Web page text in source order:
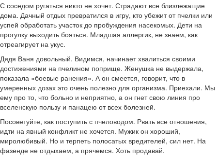
С соседом ругаться никто не хочет. Страдают все близлежащие
дома. Дачный отдых превратился в игру, кто убежит от пчелки или
успей обработать участок до пробуждения насекомых. Дети на
прогулку выходить бояться. Младшая аллергик, не знаем, как
отреагирует на укус.
Дядя Ваня довольный. Видимся, начинает хвалиться своими
достижениями на пчелином поприще. Женушка не выдержала,
показала «боевые ранения». А он смеется, говорит, что в
умеренных дозах это очень полезно для организма. Приехали. Мы
ему про то, что больно и неприятно, а он гнет свою линия про
вселенскую пользу и панацею от всех болезней.
Посоветуйте, как поступить с пчеловодом. Рвать все отношения,
идти на явный конфликт не хочется. Мужик он хороший,
миролюбивый. Но и терпеть полосатых вредителей, сил нет. На
фазенде не отдыхаем, а прячемся. Хоть продавай.